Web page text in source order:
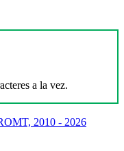
a la vez.
2010 - 2026